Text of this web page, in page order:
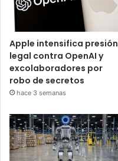
Apple intensifica presión
legal contra OpenAI y
excolaboradores por
robo de secretos
hace 3 semanas